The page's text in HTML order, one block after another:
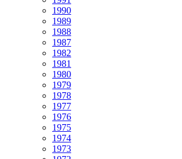
1990
1989
1988
1987
1982
1981
1980
1979
1978
1977
1976
1975
1974
1973